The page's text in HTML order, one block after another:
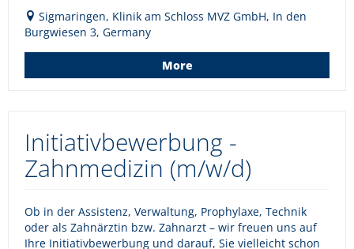
Sigmaringen, Klinik am Schloss MVZ GmbH, In den
Burgwiesen 3, Germany
More
Initiativbewerbung -
Zahnmedizin (m/w/d)
Ob in der Assistenz, Verwaltung, Prophylaxe, Technik
oder als Zahnärztin bzw. Zahnarzt – wir freuen uns auf
Ihre Initiativbewerbung und darauf, Sie vielleicht schon